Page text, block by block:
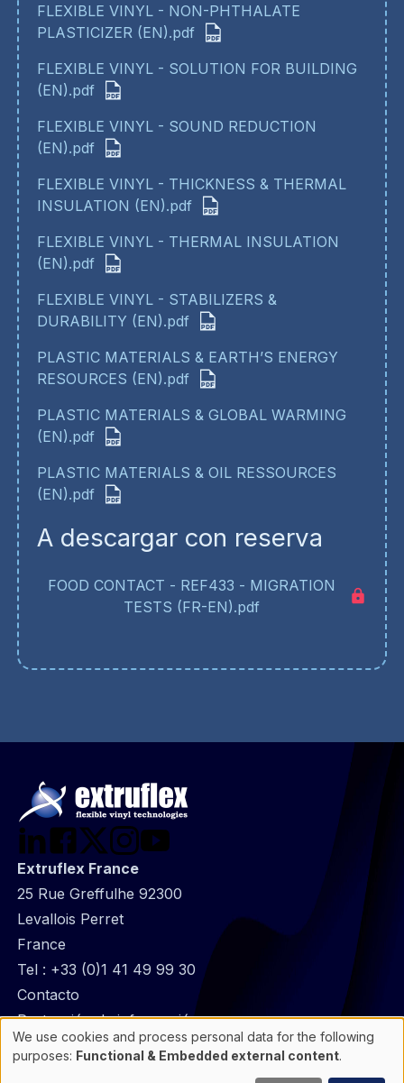
FLEXIBLE VINYL - NON-PHTHALATE
PLASTICIZER (EN).pdf
FLEXIBLE VINYL - SOLUTION FOR BUILDING
(EN).pdf
FLEXIBLE VINYL - SOUND REDUCTION
(EN).pdf
FLEXIBLE VINYL - THICKNESS & THERMAL
INSULATION (EN).pdf
FLEXIBLE VINYL - THERMAL INSULATION
(EN).pdf
FLEXIBLE VINYL - STABILIZERS &
DURABILITY (EN).pdf
PLASTIC MATERIALS & EARTH’S ENERGY
RESOURCES (EN).pdf
PLASTIC MATERIALS & GLOBAL WARMING
(EN).pdf
PLASTIC MATERIALS & OIL RESSOURCES
(EN).pdf
A descargar con reserva
FOOD CONTACT - REF433 - MIGRATION
TESTS (FR-EN).pdf
Extruflex France
25 Rue Greffulhe 92300
Levallois Perret
France
Tel : +33 (0)1 41 49 99 30
@
Footer
infos
Contacto
Protección de información
Información General
Use
of
We use cookies and process personal data for the following
purposes: Functional & Embedded external content.